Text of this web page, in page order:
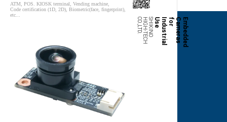
ATM, POS. KIOSK terminal, Vending machine,
Code certification (1D, 2D), Biometric(face, fingerprint),
etc...
E
m
b
e
d
d
e
d
C
a
m
e
r
a
s
f
o
r
I
n
d
u
s
t
r
i
a
l
U
s
e
S
H
I
K
I
N
O
H
I
G
H
-
T
E
C
H
C
O
.,L
T
D
.